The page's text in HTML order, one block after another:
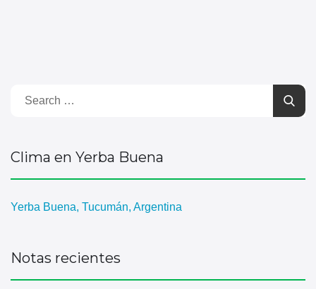
Clima en Yerba Buena
Yerba Buena, Tucumán, Argentina
Notas recientes